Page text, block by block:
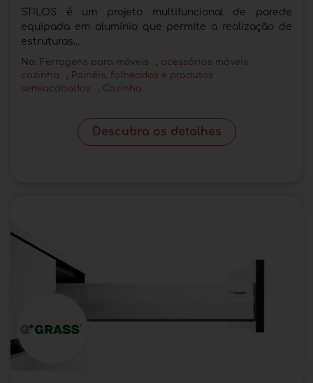
STILOS é um projeto multifuncional de parede
equipada em alumínio que permite a realização de
estruturas...
No: Ferragens para móveis , acessórios móveis
cozinha
, Painéis, folheados e produtos
semiacabados
, Cozinha
Descubra os detalhes